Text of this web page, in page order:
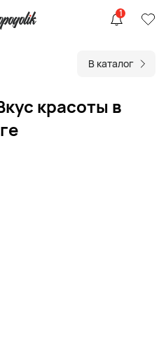
1
В каталог
красоты в